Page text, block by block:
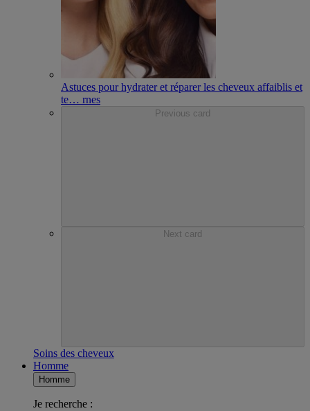
Astuces pour hydrater et réparer les cheveux affaiblis et
te… rnes
Previous card
Next card
Soins des cheveux
Homme
Homme
Je recherche :